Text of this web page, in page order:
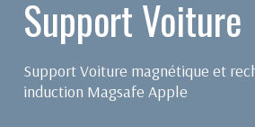
Support Voiture
Support Voiture magnétique et
induction Magsafe Apple